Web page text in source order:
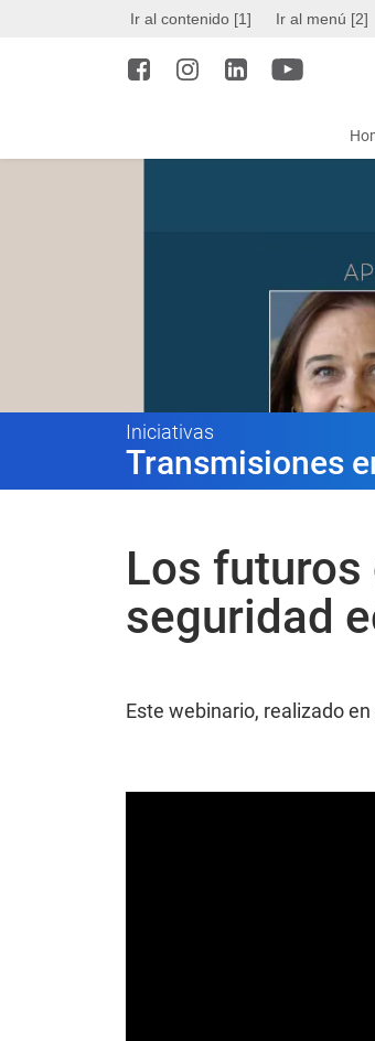
Ir al contenido [1] Ir al menú [2]
Iniciativas
Transmisiones
Los futuros
seguridad
Este webinario, realizado